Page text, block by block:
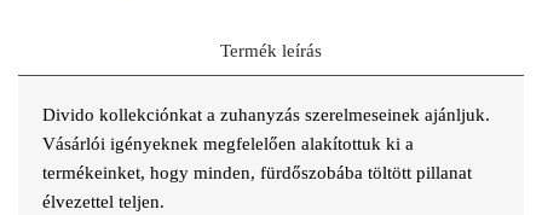
Termék leírás
Divido kollekciónkat a zuhanyzás szerelmeseinek ajánljuk.
Vásárlói igényeknek megfelelően alakítottuk ki a
termékeinket, hogy minden, fürdőszobába töltött pillanat
élvezettel teljen.